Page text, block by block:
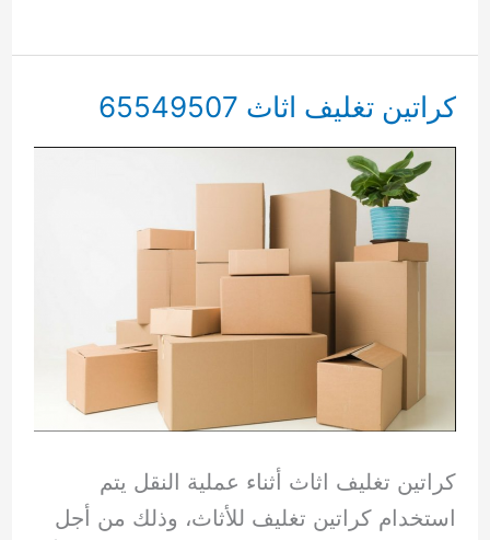
العدان
65549507
كراتين تغليف اثاث 65549507
كراتين تغليف اثاث أثناء عملية النقل يتم
استخدام كراتين تغليف للأثاث، وذلك من أجل